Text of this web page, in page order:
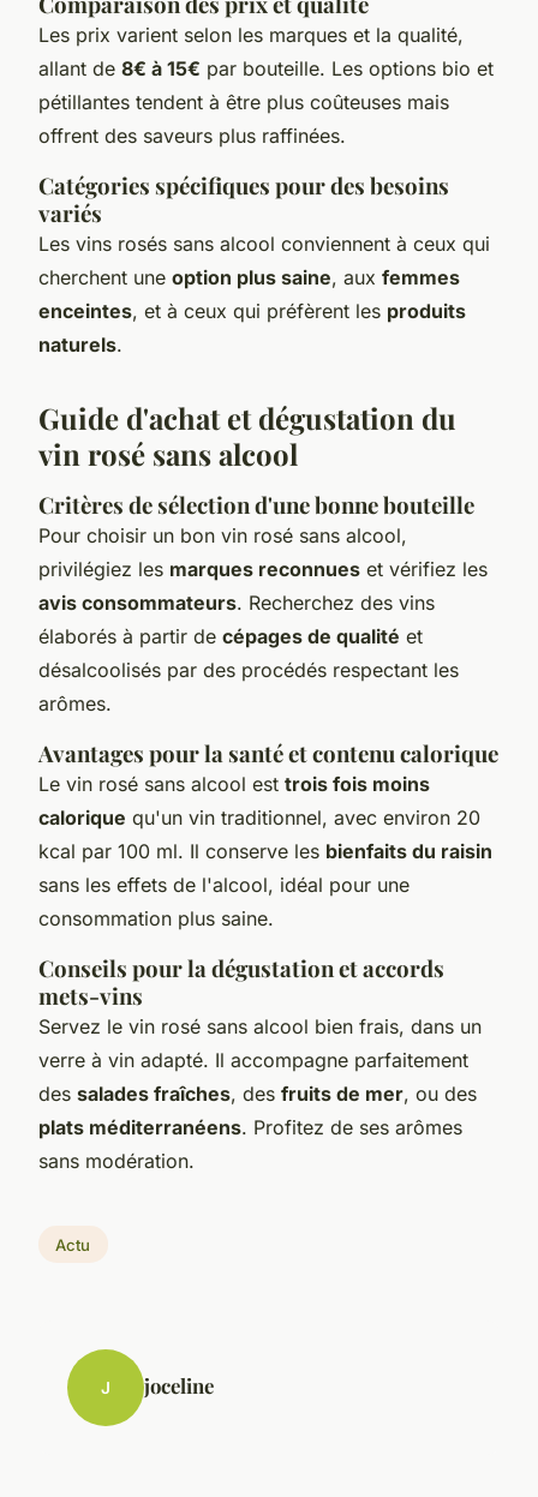
Les prix varient selon les marques et la qualité,
allant de 8€ à 15€ par bouteille. Les options bio et
pétillantes tendent à être plus coûteuses mais
offrent des saveurs plus raffinées.
Catégories spécifiques pour des besoins
variés
Les vins rosés sans alcool conviennent à ceux qui
cherchent une option plus saine, aux femmes
enceintes, et à ceux qui préfèrent les produits
naturels.
Guide d'achat et dégustation du
vin rosé sans alcool
Critères de sélection d'une bonne bouteille
Pour choisir un bon vin rosé sans alcool,
privilégiez les marques reconnues et vérifiez les
avis consommateurs. Recherchez des vins
élaborés à partir de cépages de qualité et
désalcoolisés par des procédés respectant les
arômes.
Avantages pour la santé et contenu calorique
Le vin rosé sans alcool est trois fois moins
calorique qu'un vin traditionnel, avec environ 20
kcal par 100 ml. Il conserve les bienfaits du raisin
sans les effets de l'alcool, idéal pour une
consommation plus saine.
Conseils pour la dégustation et accords
mets-vins
Servez le vin rosé sans alcool bien frais, dans un
verre à vin adapté. Il accompagne parfaitement
des salades fraîches, des fruits de mer, ou des
plats méditerranéens. Profitez de ses arômes
sans modération.
Actu
J joceline